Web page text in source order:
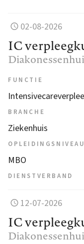
02-08-2026
IC
FUNCTIE
BRANCHE
Ziekenhuis
OPLEIDINGSNIVEAU
MBO
DIENSTVERBAND
12-07-2026
IC